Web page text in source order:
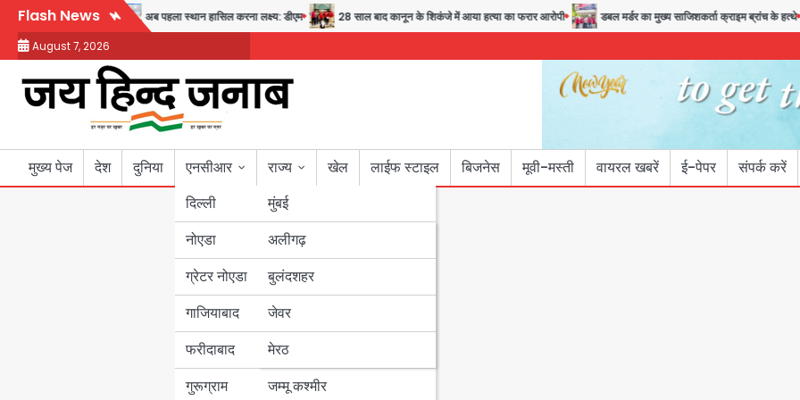
Skip
content
Flash News
और सुरक्षा का संदेश अब पहला स्थान हासिल करना लक्ष्य: डीएम 28 साल बाद कानून के शिकंजे में आया हत्या का फरार आरोपी डबल मर्डर का मुख्य साजिशकर्ता क्राइम ब्रांच के हत्थे
August 7, 2026
मुख्य पेज देश दुनिया
एनसीआर
दिल्ली
नोएडा
ग्रेटर नोएडा
गाजियाबाद
फरीदाबाद
गुरूग्राम
राज्य
मुंबई
उत्तर प्रदेश
अलीगढ़
बुलंदशहर
जेवर
मेरठ
बिहार
पंजाब
हरियाणा
जम्मू कश्मीर
खेल लाईफ स्टाइल बिजनेस मूवी-मस्ती वायरल खबरें ई-पेपर संपर्क करें